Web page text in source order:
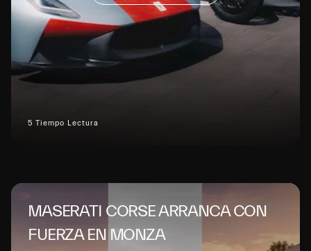
5 Tiempo Lectura
MASERATI CORSE ARRANCA CON
FUERZA EN MONZA